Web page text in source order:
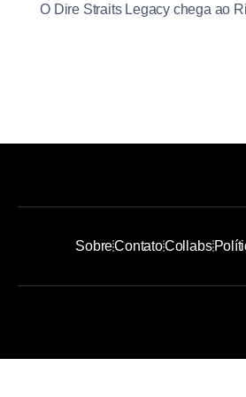
O Dire Straits Legacy chega ao
SobreContatoCollabs